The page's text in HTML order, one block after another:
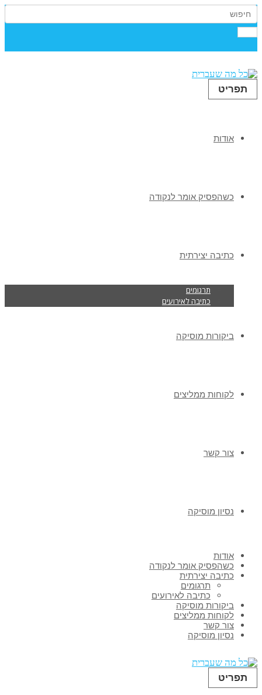
תפריט
אודות
כשהפסיק אומר לנקודה
כתיבה יצירתית
תרגומים
כתיבה לאירועים
ביקורות מוסיקה
לקוחות ממליצים
צור קשר
נסיון מוסיקה
אודות
כשהפסיק אומר לנקודה
כתיבה יצירתית
תרגומים
כתיבה לאירועים
ביקורות מוסיקה
לקוחות ממליצים
צור קשר
נסיון מוסיקה
תפריט